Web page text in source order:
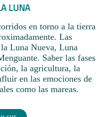
LUNA
en torno a la tierra
Las
Luna Nueva, Luna
Saber las fases
la agricultura, la
en las emociones de
como las mareas.